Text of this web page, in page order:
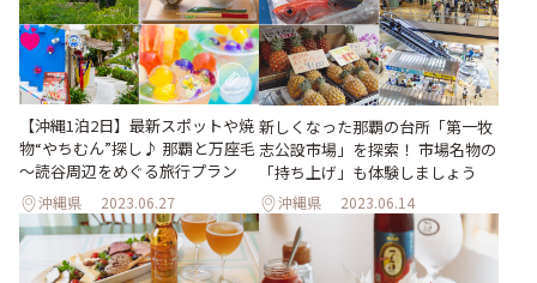
【沖縄1泊2日】最新スポットや焼
物“やちむん”探し♪ 那覇と万座毛
～読谷周辺をめぐる旅行プラン
沖縄県 2023.06.27
新しくなった那覇の台所「第一牧
志公設市場」を探索！ 市場名物の
「持ち上げ」も体験しましょう
沖縄県 2023.06.14